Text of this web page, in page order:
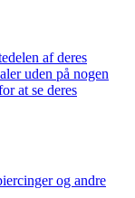
af deres
uden på nogen
at se deres
og andre